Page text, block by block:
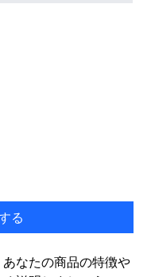
る
なたの商品の特徴や